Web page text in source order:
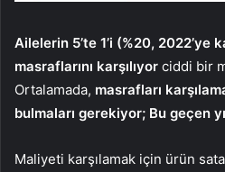
Ailelerin 5’te 1’i (%20, 2022’ye
masraflarını karşılıyor ciddi bir
Ortalamada, masrafları
bulmaları gerekiyor; Bu geçen
Maliyeti karşılamak için ürün